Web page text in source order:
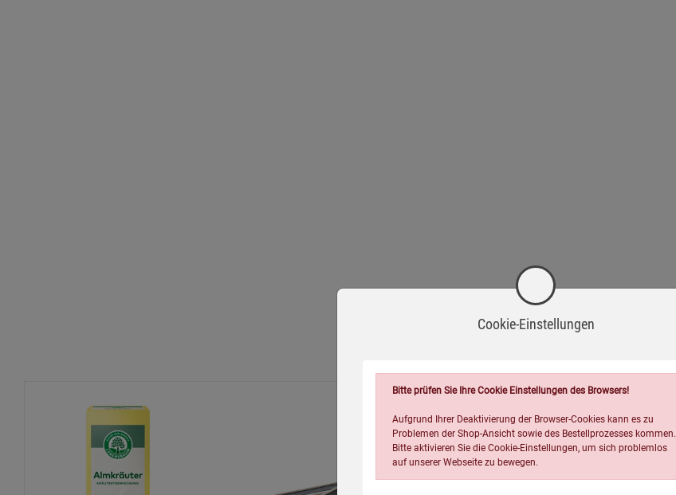
Cookie-Einstellungen
Bitte prüfen Sie Ihre Cookie Einstellungen des Browsers!
Aufgrund Ihrer Deaktivierung der Browser-Cookies kann es zu
Problemen der Shop-Ansicht sowie des Bestellprozesses kommen.
Bitte aktivieren Sie die Cookie-Einstellungen, um sich problemlos
auf unserer Webseite zu bewegen.